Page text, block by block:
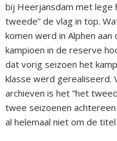
bij Heerjansdam met lege
tweede” de vlag in top.
komen werd in Alphen aan
kampioen in de reserve
dat vorig seizoen het
klasse werd gerealiseerd.
archieven is het ”het
twee seizoenen
al helemaal niet om de